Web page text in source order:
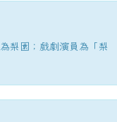
梨園；戲劇演員為「梨